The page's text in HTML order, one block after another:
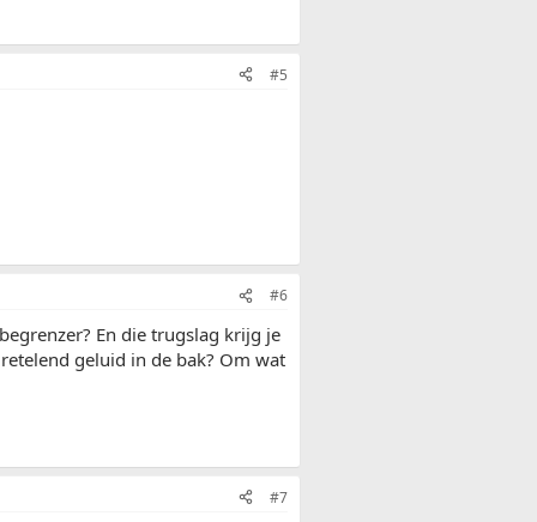
#5
#6
En die trugslag krijg je
geluid in de bak? Om wat
#7